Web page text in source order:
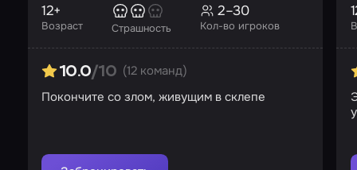
Возраст
12+
Страшность Кол-во игроков
2–30
10.0/10 (12 команд)
Покончите со злом, живущим в склепе